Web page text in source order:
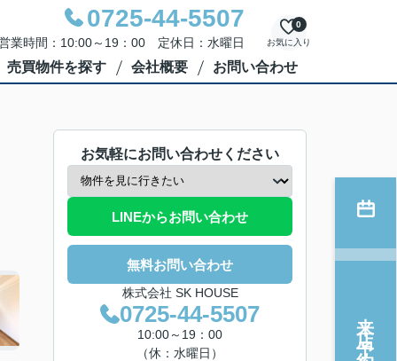
0725-44-5507
業時間：10:00～19：00 定休日：水曜日 お気に入り
0
売買物件を探す 会社概要 お問い合わせ
お気軽にお問い合わせください
LINEからお問い合わせ
無料お問い合わせ
株式会社 SK HOUSE
0725-44-5507
10:00～19：00
（休：水曜日）
来店予約